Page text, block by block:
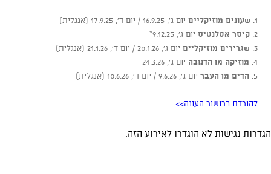
1. שעונים מוזיקליים יום ג', 16.9.25 / יום ד', 17.9.25 (אנגלית)
2. קיסר אטלנטיס יום ג', 9.12.25*
3. שגרירים מוזיקליים יום ג', 20.1.26 / יום ד', 21.1.26 (אנגלית)
4. מוזיקה מן הדנובה יום ג', 24.3.26
5. הדים מן העבר יום ג', 9.6.26 / יום ד', 10.6.26 (אנגלית)
להורדת ברושור העונה>>
הגדרות נגישות לא הוגדרו לאירוע הזה.